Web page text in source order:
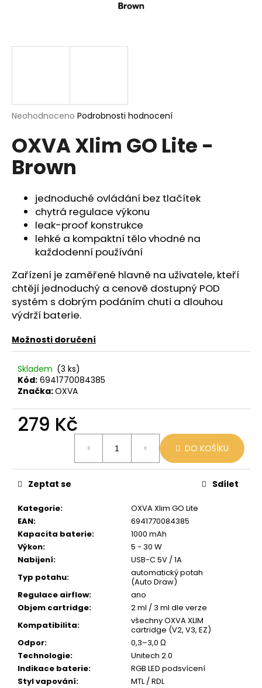
Průměrné
produktu
je
0,0
hvězdiček.
Neohodnoceno Podrobnosti hodnocení
OXVA Xlim GO Lite -
Brown
jednoduché ovládání bez tlačítek
chytrá regulace výkonu
leak-proof konstrukce
lehké a kompaktní tělo vhodné na
každodenní používání
Zařízení je zaměřené hlavně na uživatele, kteří
chtějí jednoduchý a cenově dostupný POD
systém s dobrým podáním chuti a dlouhou
výdrží baterie.
Možnosti doručení
Skladem (3 ks)
Kód: 6941770084385
Značka:OXVA
279 Kč
DO KOŠÍKU
Kategorie:
OXVA Xlim GO Lite
EAN:
6941770084385
Kapacita baterie:
1000 mAh
Výkon:
5 - 30 W
Nabijení:
USB-C 5V / 1A
Typ potahu:
automatický potah
(Auto Draw)
Regulace airflow:
ano
Objem cartridge:
2 ml / 3 ml dle verze
Kompatibilita:
všechny OXVA XLIM
cartridge (V2, V3, EZ)
Odpor:
0,3–3,0 Ω
Technologie:
Unitech 2.0
Indikace baterie:
RGB LED podsvícení
Styl vapování:
MTL / RDL
Zeptat se Sdílet
í
u
j
e
m
LIO
POD
PASSION
FRUIT
59
Kč
Původně: